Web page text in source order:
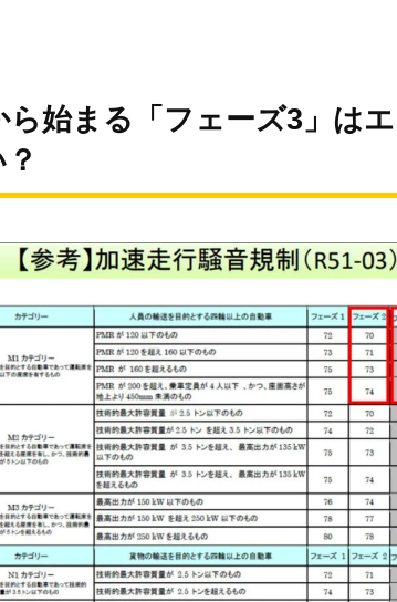
ら始まる「フェーズ3」は